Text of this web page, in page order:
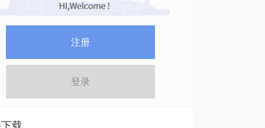
注册
登录
载